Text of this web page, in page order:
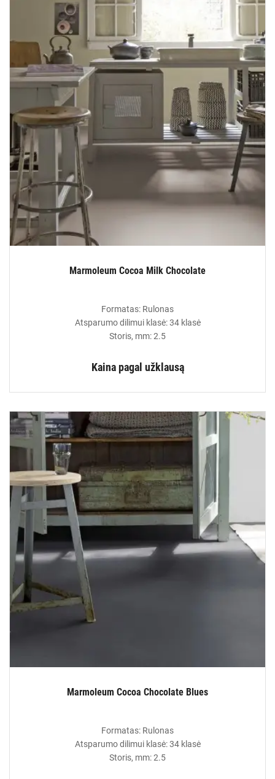
Marmoleum Cocoa Milk Chocolate
Formatas: Rulonas
Atsparumo dilimui klasė: 34 klasė
Storis, mm: 2.5
Kaina pagal užklausą
Marmoleum Cocoa Chocolate Blues
Formatas: Rulonas
Atsparumo dilimui klasė: 34 klasė
Storis, mm: 2.5